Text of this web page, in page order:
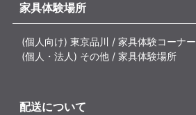
家具体験場所
(個人向け) 東京品川 / 家具体験コーナー
(個人・法人) その他 / 家具体験場所
配送について